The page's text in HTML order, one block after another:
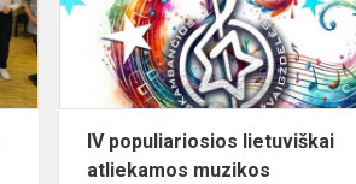
dieną
Eišiškių
muzikos
mokyklos
JaunučiųIV populiariosios lietuviškai
atliekamos muzikos